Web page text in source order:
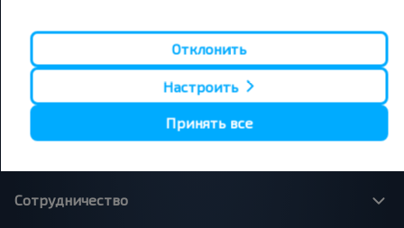
Минск - Вильнюс
Минск - Москва
Сотрудничество
Отклонить
Настроить
Принять все